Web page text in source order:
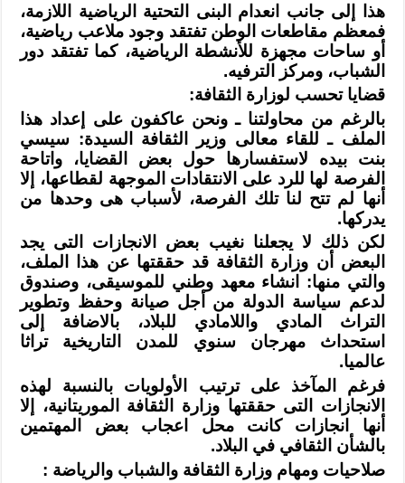
هذا إلى جانب انعدام البنى التحتية الرياضية اللازمة،
فمعظم مقاطعات الوطن تفتقد وجود ملاعب رياضية،
أو ساحات مجهزة للأنشطة الرياضية، كما تفتقد دور
الشباب، ومركز
الترفيه.
قضايا تحسب لوزارة الثقافة:
بالرغم من محاولتنا ـ ونحن عاكفون على إعداد هذا
الملف ـ للقاء معالى وزير
الثقافة السيدة: سيسي
بنت بيده لاستفسارها حول بعض القضايا، واتاحة
الفرصة لها للرد على الانتقادات الموجهة لقطاعها، إلا
أنها لم تتح لنا تلك الفرصة، لأسباب هى وحدها من
يدركها.
لكن ذلك لا يجعلنا نغيب بعض الانجازات التى يجد
البعض أن وزارة الثقافة قد حققتها عن هذا الملف،
والتي منها: انشاء معهد وطني للموسيقى، وصندوق
لدعم سياسة
الدولة من أجل صيانة وحفظ وتطوير
التراث المادي واللامادي للبلاد، بالاضافة إلى
استحداث مهرجان سنوي للمدن التاريخية تراثا
عالميا.
فرغم المآخذ على ترتيب الأولويات بالنسبة لهذه
الانجازات التى حققتها وزارة
الثقافة الموريتانية، إلا
أنها انجازات كانت محل اعجاب بعض المهتمين
بالشأن الثقافي في البلاد.
صلاحيات ومهام وزارة الثقافة والشباب والرياضة :